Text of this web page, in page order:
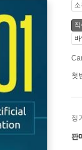
첫
정
판